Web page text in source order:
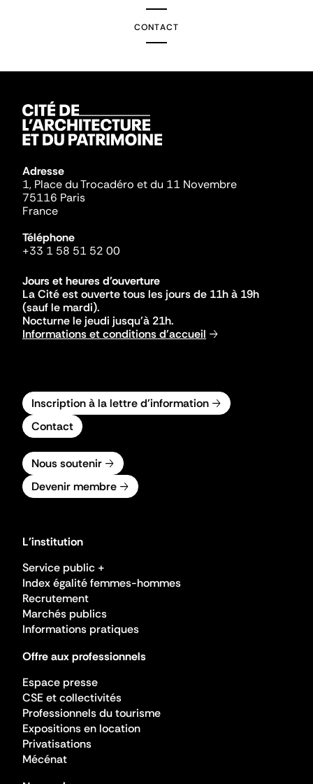
CONTACT
Adresse
1, Place du Trocadéro et du 11 Novembre
75116 Paris
France
Téléphone
+33 1 58 51 52 00
Jours et heures d'ouverture
La Cité est ouverte tous les jours de 11h à 19h
(sauf le mardi).
Nocturne le jeudi jusqu'à 21h.
Informations et conditions d'accueil
Inscription à la lettre d'information
Contact
Nous soutenir
Devenir membre
L'institution
Service public +
Index égalité femmes-hommes
Recrutement
Marchés publics
Informations pratiques
Offre aux professionnels
Espace presse
CSE et collectivités
Professionnels du tourisme
Expositions en location
Privatisations
Mécénat